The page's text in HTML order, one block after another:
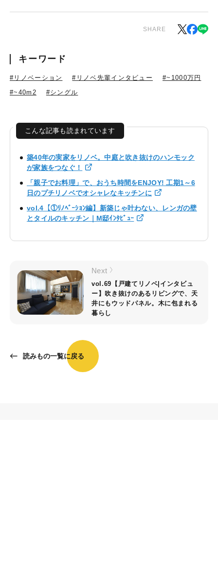
SHARE
キーワード
#リノベーション #リノベ先輩インタビュー
#~1000万円
#~40m2
#シングル
こんな記事も読まれています
築40年の実家をリノベ。中庭と吹き抜けのハンモック
が家族をつなぐ！
「親子でお料理」で、おうち時間をENJOY! 工期1～6
日のプチリノベでオシャレなキッチンに
vol.4【①ﾘﾉﾍﾞｰｼｮﾝ編】新築じゃ叶わない、レンガの壁
とタイルのキッチン｜M邸ｲﾝﾀﾋﾞｭｰ
読みもの一覧に戻る
Next
vol.69【戸建てリノベ|インタビュ
ー】吹き抜けのあるリビングで、天
井にもウッドパネル。木に包まれる
暮らし